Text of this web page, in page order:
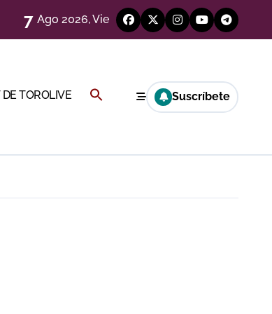
7 Ago 2026, Vie
TOROLIVE Buscar: Suscríbete